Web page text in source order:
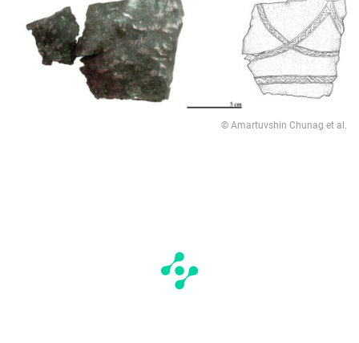
© Amartuvshin Chunag et al.